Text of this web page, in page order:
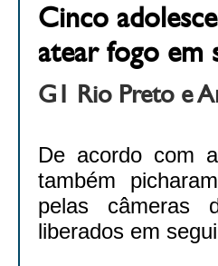
Cinco
atear fogo em
G1 Rio Preto e
De acordo com
também
pelas câmeras
liberados em